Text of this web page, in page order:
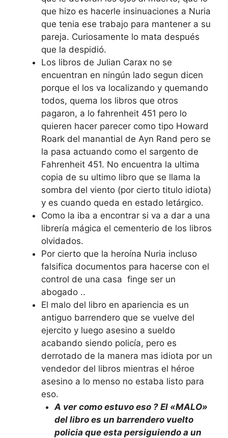
que hizo es hacerle insinuaciones a Nuria
que tenia ese trabajo para mantener a su
pareja. Curiosamente lo mata después
que la despidió.
Los libros de Julian Carax no se
encuentran en ningún lado segun dicen
porque el los va localizando y quemando
todos, quema los libros que otros
pagaron, a lo fahrenheit 451 pero lo
quieren hacer parecer como tipo Howard
Roark del manantial de Ayn Rand pero se
la pasa actuando como el sargento de
Fahrenheit 451. No encuentra la ultima
copia de su ultimo libro que se llama la
sombra del viento (por cierto titulo idiota)
y es cuando queda en estado letárgico.
Como la iba a encontrar si va a dar a una
librería mágica el cementerio de los libros
olvidados.
Por cierto que la heroína Nuria incluso
falsifica documentos para hacerse con el
control de una casa finge ser un
abogado ..
El malo del libro en apariencia es un
antiguo barrendero que se vuelve del
ejercito y luego asesino a sueldo
acabando siendo policía, pero es
derrotado de la manera mas idiota por un
vendedor del libros mientras el héroe
asesino a lo menso no estaba listo para
eso.
A ver como estuvo eso ? El «MALO»
del libro es un barrendero vuelto
policia que esta persiguiendo a un